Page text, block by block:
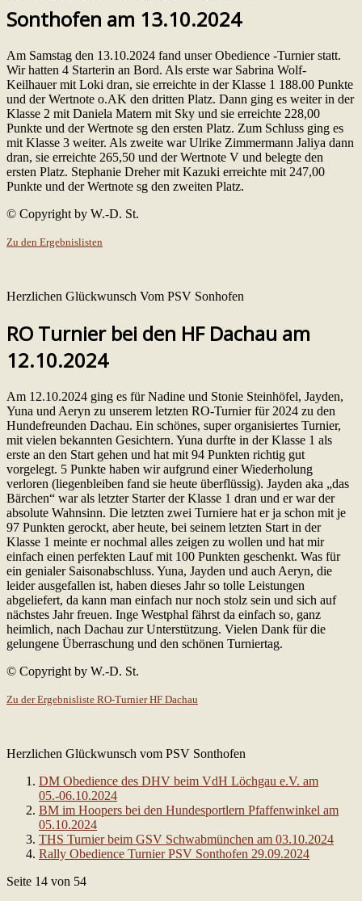
Sonthofen am 13.10.2024
Am Samstag den 13.10.2024 fand unser Obedience -Turnier statt.
Wir hatten 4 Starterin an Bord. Als erste war Sabrina Wolf-
Keilhauer mit Loki dran, sie erreichte in der Klasse 1 188.00 Punkte
und der Wertnote o.AK den dritten Platz. Dann ging es weiter in der
Klasse 2 mit Daniela Matern mit Sky und sie erreichte 228,00
Punkte und der Wertnote sg den ersten Platz. Zum Schluss ging es
mit Klasse 3 weiter. Als zweite war Ulrike Zimmermann Jaliya dann
dran, sie erreichte 265,50 und der Wertnote V und belegte den
ersten Platz. Stephanie Dreher mit Kazuki erreichte mit 247,00
Punkte und der Wertnote sg den zweiten Platz.
© Copyright by W.-D. St.
Zu den Ergebnislisten
Herzlichen Glückwunsch Vom PSV Sonhofen
RO Turnier bei den HF Dachau am
12.10.2024
Am 12.10.2024 ging es für Nadine und Stonie Steinhöfel, Jayden,
Yuna und Aeryn zu unserem letzten RO-Turnier für 2024 zu den
Hundefreunden Dachau. Ein schönes, super organisiertes Turnier,
mit vielen bekannten Gesichtern. Yuna durfte in der Klasse 1 als
erste an den Start gehen und hat mit 94 Punkten richtig gut
vorgelegt. 5 Punkte haben wir aufgrund einer Wiederholung
verloren (liegenbleiben fand sie heute überflüssig). Jayden aka „das
Bärchen“ war als letzter Starter der Klasse 1 dran und er war der
absolute Wahnsinn. Die letzten zwei Turniere hat er ja schon mit je
97 Punkten gerockt, aber heute, bei seinem letzten Start in der
Klasse 1 meinte er nochmal alles zeigen zu wollen und hat mir
einfach einen perfekten Lauf mit 100 Punkten geschenkt. Was für
ein genialer Saisonabschluss. Yuna, Jayden und auch Aeryn, die
leider ausgefallen ist, haben dieses Jahr so tolle Leistungen
abgeliefert, da kann man einfach nur noch stolz sein und sich auf
nächstes Jahr freuen. Inge Westphal fährst da einfach so, ganz
heimlich, nach Dachau zur Unterstützung. Vielen Dank für die
gelungene Überraschung und den schönen Turniertag.
© Copyright by W.-D. St.
Zu der Ergebnisliste RO-Turnier HF Dachau
Herzlichen Glückwunsch vom PSV Sonthofen
DM Obedience des DHV beim VdH Löchgau e.V. am
05.-06.10.2024
BM im Hoopers bei den Hundesportlern Pfaffenwinkel am
05.10.2024
THS Turnier beim GSV Schwabmünchen am 03.10.2024
Rally Obedience Turnier PSV Sonthofen 29.09.2024
Seite 14 von 54